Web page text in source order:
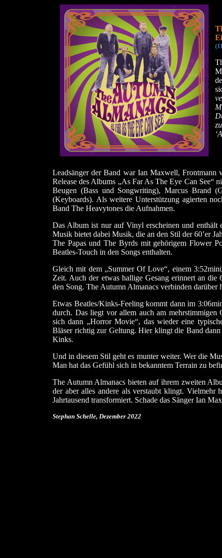
Leadsänger der Band war Ian Maxwell,
Release des Albums „As Far As The Eye Can See“
Beugen (Bass und Songwriting), Marcus Brand
(Keyboards). Als weitere Unterstützung agierten
Band The Heavytones die Aufnahmen.
Das Album ist nur auf Vinyl erscheinen und
Musik bietet dabei Musik, die an den Stil der 60’er
The Papas und The Byrds mit gehörigem Flower
Beatles-Touch in den Songs enthalten.
Gleich mit dem „Summer Of Love“, einem
Zeit. Auch der etwas hallige Gesang erinnert an die
den Song. The Autumn Almanacs verbinden darüber
Etwas Beatles/Kinks-Feeling kommt dann im
durch. Das liegt vor allem auch am mehrstimmigen
sich dann „Horror Movie“, das wieder eine
Bläser richtig zur Geltung. Hier klingt die Band
Kinks.
Und in diesem Stil geht es munter weiter. Wer die
Man hat das Gefühl sich in bekanntem Terrain zu
The Autumn Almanacs bieten auf ihrem zweiten
der aber alles andere als verstaubt klingt. Vielmehr
Jahrtausend transformiert. Schade das Sänger Ian
Stephan Schelle, Dezember 2022